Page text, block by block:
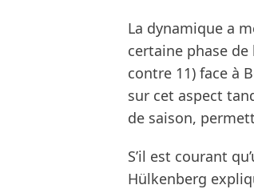
La dynamique a
certaine phase
contre 11) face à
sur cet aspect
de saison,
S’il est courant
Hülkenberg